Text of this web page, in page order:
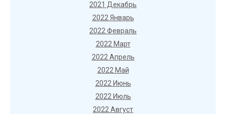
2021 Декабрь
2022 Январь
2022 Февраль
2022 Март
2022 Апрель
2022 Май
2022 Июнь
2022 Июль
2022 Август